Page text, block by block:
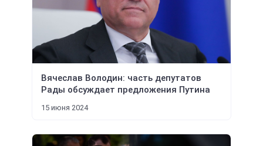
Вячеслав Володин: часть депутатов
Рады обсуждает предложения Путина
15 июня 2024